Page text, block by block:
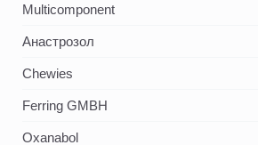
Multicomponent
Анастрозол
Chewies
Ferring GMBH
Oxanabol